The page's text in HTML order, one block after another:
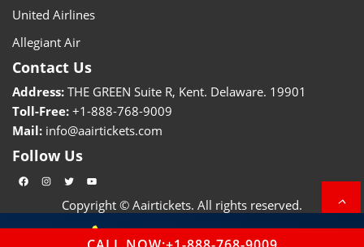
United Airlines
Allegiant Air
Contact Us
Address: THE GREEN Suite R, Kent. Delaware. 19901
Toll-Free: +1-888-768-9009
Mail: info@aairtickets.com
Follow Us
FacebookInstagram
TwitterYouTube
Copyright © Aairtickets. All rights reserved.
+1-888-768-9009